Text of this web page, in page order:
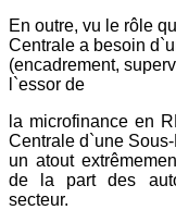
En outre, vu le rôle
Centrale a besoin
(encadrement,
l`essor de
la microfinance en
Centrale d`une
un atout
de la part des
secteur.